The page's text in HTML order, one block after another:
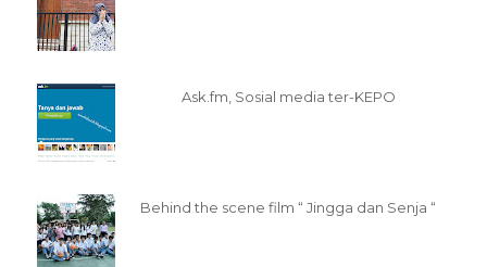
Ask.fm, Sosial media ter-KEPO
Behind the scene film “ Jingga dan Senja “